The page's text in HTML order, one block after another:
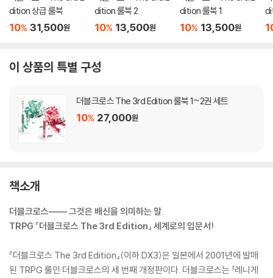
dition 상급 룰북
10% 31,500원
dition 룰북 2
10% 13,500원
dition 룰북 1
10% 13,500원
이 상품의 특별 구성
더블크로스 The 3rd Edition 룰북 1~2권 세트
10% 27,000원
책소개
더블크로스―― 그것은 배신을 의미하는 말.
TRPG 『더블크로스 The 3rd Edition』 세계로의 입문서!
『더블크로스 The 3rd Edition』(이하 DX3)은 일본에서 2001년에 발매
된 TRPG 룰인 더블크로스의 세 번째 개정판이다. 더블크로스는 「레니게